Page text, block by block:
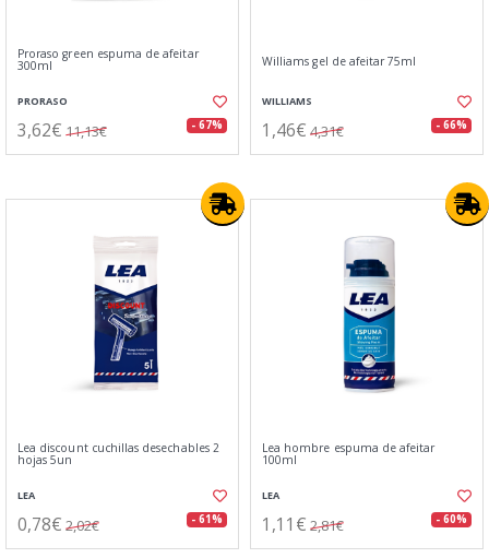
Proraso green espuma de afeitar
300ml
PRORASO
3,62€ 11,13€ - 67%
Williams gel de afeitar 75ml
WILLIAMS
1,46€ 4,31€ - 66%
Lea discount cuchillas desechables 2
hojas 5un
LEA
0,78€ 2,02€ - 61%
Lea hombre espuma de afeitar
100ml
LEA
1,11€ 2,81€ - 60%